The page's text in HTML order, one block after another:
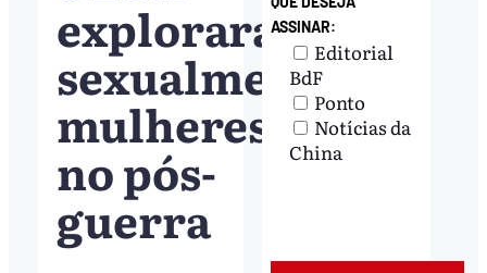
exploraram
sexualmente
mulheres
no pós-
guerra
ASSINAR:
Editorial
BdF
Ponto
Notícias da
China